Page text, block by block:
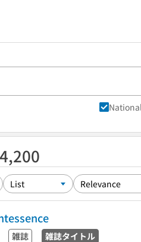
雑誌 雑誌タイトル